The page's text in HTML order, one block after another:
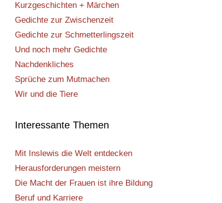
Kurzgeschichten + Märchen
Gedichte zur Zwischenzeit
Gedichte zur Schmetterlingszeit
Und noch mehr Gedichte
Nachdenkliches
Sprüche zum Mutmachen
Wir und die Tiere
Interessante Themen
Mit Inslewis die Welt entdecken
Herausforderungen meistern
Die Macht der Frauen ist ihre Bildung
Beruf und Karriere